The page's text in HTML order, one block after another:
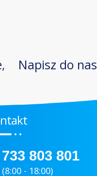
, Napisz do nas
733 803 801
(8:00 - 18:00)